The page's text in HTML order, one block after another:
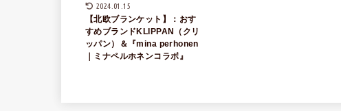
2024.01.15
【北欧ブランケット】：おす
すめブランドKLIPPAN（クリ
ッパン）＆『mina perhonen
｜ミナペルホネンコラボ』